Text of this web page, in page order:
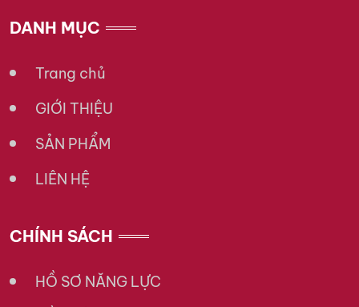
DANH MỤC
Trang chủ
GIỚI THIỆU
SẢN PHẨM
LIÊN HỆ
CHÍNH SÁCH
HỒ SƠ NĂNG LỰC